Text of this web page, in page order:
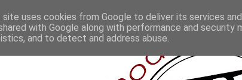
site uses cookies from Google to deliver its services
with Google along with performance and
and to detect and address abuse.